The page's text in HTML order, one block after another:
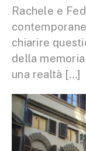
Rachele e
chiarire
della
una realtà […]